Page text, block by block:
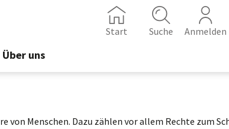
Über uns
Start Suche Anmelden
Menschen. Dazu zählen vor allem Rechte zum